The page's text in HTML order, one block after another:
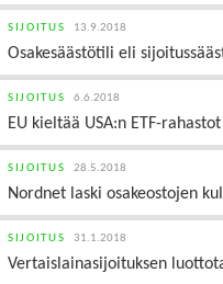
SIJOITUS 13.9.2018
Osakesäästötili eli
SIJOITUS 6.6.2018
EU kieltää USA:n ETF-rahastot
SIJOITUS 28.5.2018
Nordnet laski osakeostojen
SIJOITUS 31.1.2018
Vertaislainasijoituksen